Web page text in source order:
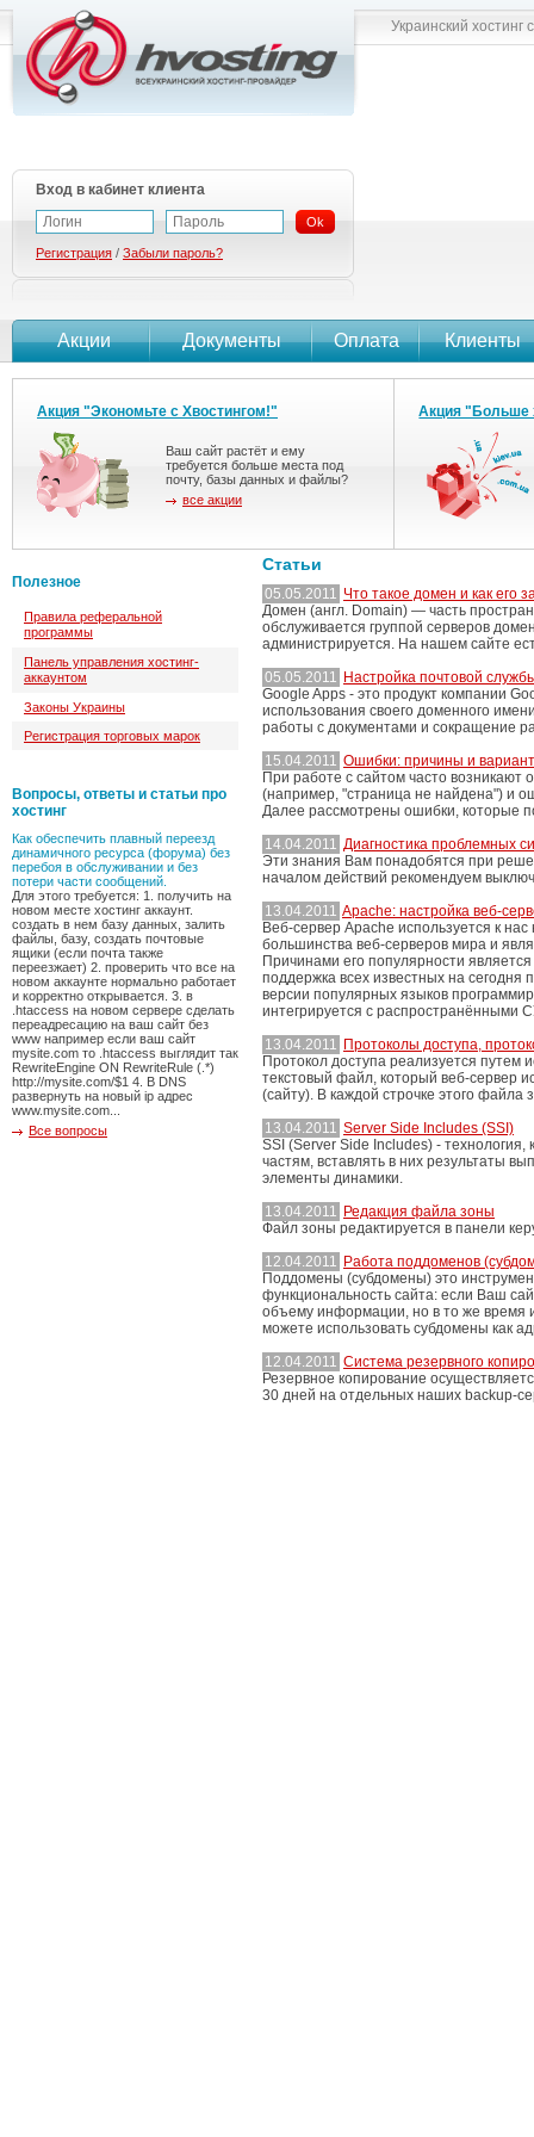
Статьи
05.05.2011 Что такое домен и как его
Домен (англ. Domain) — часть
обслуживается группой серверов
администрируется. На нашем сайте
05.05.2011 Настройка почтовой
Google Apps - это продукт компании
использования своего доменного
работы с документами и сокращение
15.04.2011 Ошибки: причины и
При работе с сайтом часто
(например, "страница не найдена") и
Далее рассмотрены ошибки, которые
14.04.2011 Диагностика проблемных
Эти знания Вам понадобятся при
началом действий рекомендуем
13.04.2011 Apache: настройка веб-
Веб-сервер Apache используется к
большинства веб-серверов мира и
Причинами его популярности
поддержка всех известных на
версии популярных языков
интегрируется с распространёнными
13.04.2011 Протоколы доступа,
Протокол доступа реализуется путем
текстовый файл, который веб-сервер
(сайту). В каждой строчке этого
13.04.2011 Server Side Includes (SSI)
SSI (Server Side Includes) -
частям, вставлять в них результаты
элементы динамики.
13.04.2011 Редакция файла зоны
Файл зоны редактируется в панели
12.04.2011 Работа поддоменов
Поддомены (субдомены) это
функциональность сайта: если Ваш
объему информации, но в то же время
можете использовать субдомены как
12.04.2011 Система резервного
Резервное копирование
30 дней на отдельных наших backup-
Акции Документы Оплата Клиенты
Украинский
Вход в кабинет клиента
Ok
Регистрация / Забыли пароль?
Акция "Экономьте с Хвостингом!"
Ваш сайт растёт и ему
требуется больше места под
почту, базы данных и файлы?
все акции
Акция "Больше
Полезное
Правила реферальной
программы
Панель управления хостинг-
аккаунтом
Законы Украины
Регистрация торговых марок
Вопросы, ответы и статьи про
хостинг
Как обеспечить плавный переезд
динамичного ресурса (форума) без
перебоя в обслуживании и без
потери части сообщений.
Для этого требуется: 1. получить на
новом месте хостинг аккаунт.
создать в нем базу данных, залить
файлы, базу, создать почтовые
ящики (если почта также
переезжает) 2. проверить что все на
новом аккаунте нормально работает
и корректно открывается. 3. в
.htaccess на новом сервере сделать
переадресацию на ваш сайт без
www например если ваш сайт
mysite.com то .htaccess выглядит так
RewriteEngine ON RewriteRule (.*)
http://mysite.com/$1 4. В DNS
развернуть на новый ip адрес
www.mysite.com...
Все вопросы